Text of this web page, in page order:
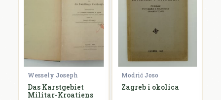
Wessely Joseph
Das Karstgebiet
Militar-Kroatiens
Modrić Joso
Zagreb i okolica